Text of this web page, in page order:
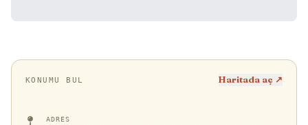
KONUMU BUL Haritada aç ↗
ADRES